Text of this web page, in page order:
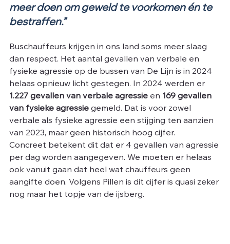
meer doen om geweld te voorkomen én te
bestraffen.”
Buschauffeurs krijgen in ons land soms meer slaag
dan respect. Het aantal gevallen van verbale en
fysieke agressie op de bussen van De Lijn is in 2024
helaas opnieuw licht gestegen. In 2024 werden er
1.227 gevallen van verbale agressie en 169 gevallen
van fysieke agressie gemeld. Dat is voor zowel
verbale als fysieke agressie een stijging ten aanzien
van 2023, maar geen historisch hoog cijfer.
Concreet betekent dit dat er 4 gevallen van agressie
per dag worden aangegeven. We moeten er helaas
ook vanuit gaan dat heel wat chauffeurs geen
aangifte doen. Volgens Pillen is dit cijfer is quasi zeker
nog maar het topje van de ijsberg.